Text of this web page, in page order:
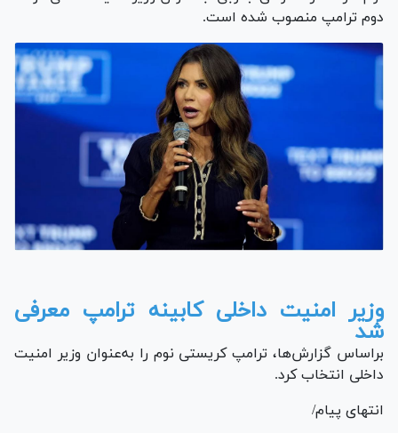
دوم ترامپ منصوب شده است.
وزیر امنیت داخلی کابینه ترامپ معرفی
شد
براساس گزارش‌ها، ترامپ کریستی نوم را به‌عنوان وزیر امنیت
داخلی انتخاب کرد.
انتهای پیام/